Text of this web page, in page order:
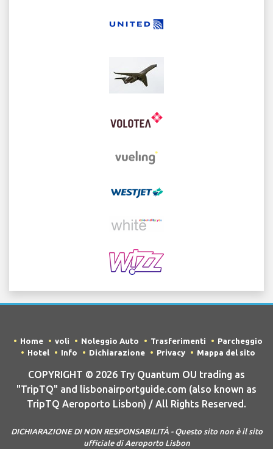
Home voli Noleggio Auto Trasferimenti
Parcheggio
Hotel
Info Dichiarazione Privacy Mappa del sito
COPYRIGHT © 2026 Try Quantum OU trading as
"TripTQ" and lisbonairportguide.com (also known as
TripTQ Aeroporto Lisbon) / All Rights Reserved.
DICHIARAZIONE DI NON RESPONSABILITÀ - Questo sito non è il sito
ufficiale di Aeroporto Lisbon